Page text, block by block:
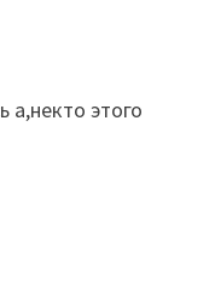
а,некто этого